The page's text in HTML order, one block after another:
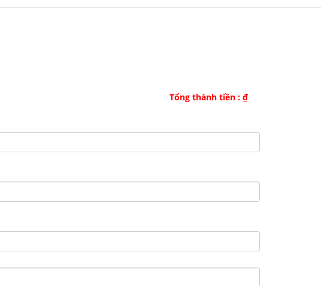
Tổng thành tiền : ₫